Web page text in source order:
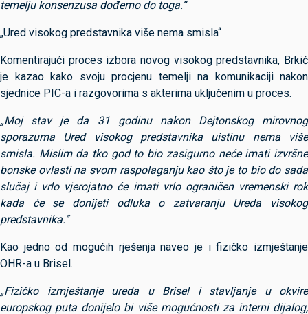
temelju konsenzusa dođemo do toga.“
„Ured visokog predstavnika više nema smisla“
Komentirajući proces izbora novog visokog predstavnika, Brkić
je kazao kako svoju procjenu temelji na komunikaciji nakon
sjednice PIC-a i razgovorima s akterima uključenim u proces.
„Moj stav je da 31 godinu nakon Dejtonskog mirovnog
sporazuma Ured visokog predstavnika uistinu nema više
smisla. Mislim da tko god to bio zasigurno neće imati izvršne
bonske ovlasti na svom raspolaganju kao što je to bio do sada
slučaj i vrlo vjerojatno će imati vrlo ograničen vremenski rok
kada će se donijeti odluka o zatvaranju Ureda visokog
predstavnika.“
Kao jedno od mogućih rješenja naveo je i fizičko izmještanje
OHR-a u Brisel.
„Fizičko izmještanje ureda u Brisel i stavljanje u okvire
europskog puta donijelo bi više mogućnosti za interni dijalog,